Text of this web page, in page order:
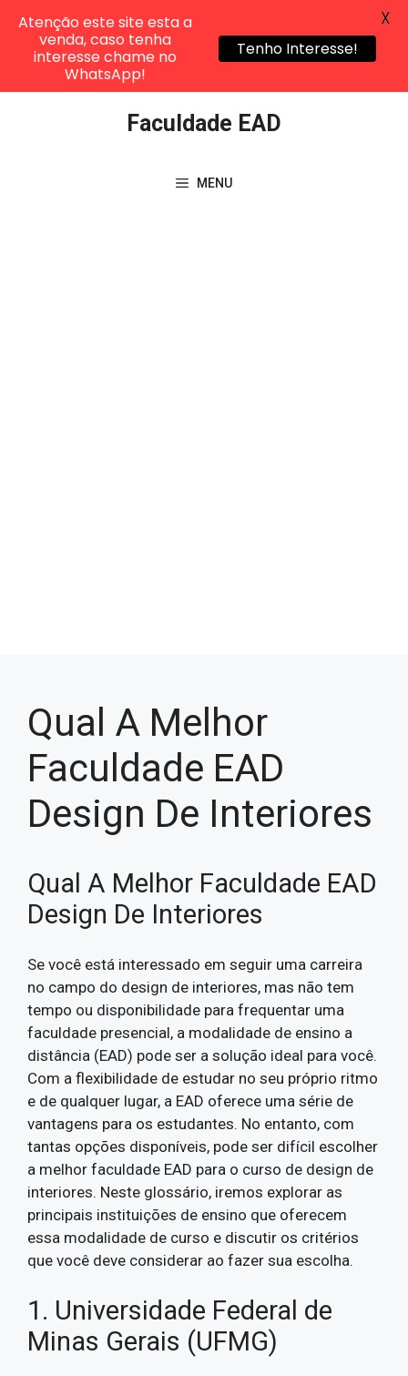
Faculdade EAD
MENU
Qual A Melhor
Faculdade EAD
Design De Interiores
Qual A Melhor Faculdade EAD
Design De Interiores
Se você está interessado em seguir uma carreira
no campo do design de interiores, mas não tem
tempo ou disponibilidade para frequentar uma
faculdade presencial, a modalidade de ensino a
distância (EAD) pode ser a solução ideal para você.
Com a flexibilidade de estudar no seu próprio ritmo
e de qualquer lugar, a EAD oferece uma série de
vantagens para os estudantes. No entanto, com
tantas opções disponíveis, pode ser difícil escolher
a melhor faculdade EAD para o curso de design de
interiores. Neste glossário, iremos explorar as
principais instituições de ensino que oferecem
essa modalidade de curso e discutir os critérios
que você deve considerar ao fazer sua escolha.
1. Universidade Federal de
Minas Gerais (UFMG)
Atenção este site esta a
venda, caso tenha
interesse chame no
WhatsApp!
Tenho Interesse!
X